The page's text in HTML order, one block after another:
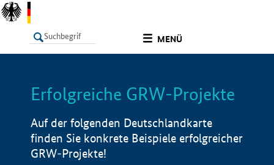
MENÜ
LISTE Info
Erfolgreiche GRW-Projekte
Auf der folgenden Deutschlandkarte
finden Sie konkrete Beispiele erfolgreicher
GRW-Projekte!